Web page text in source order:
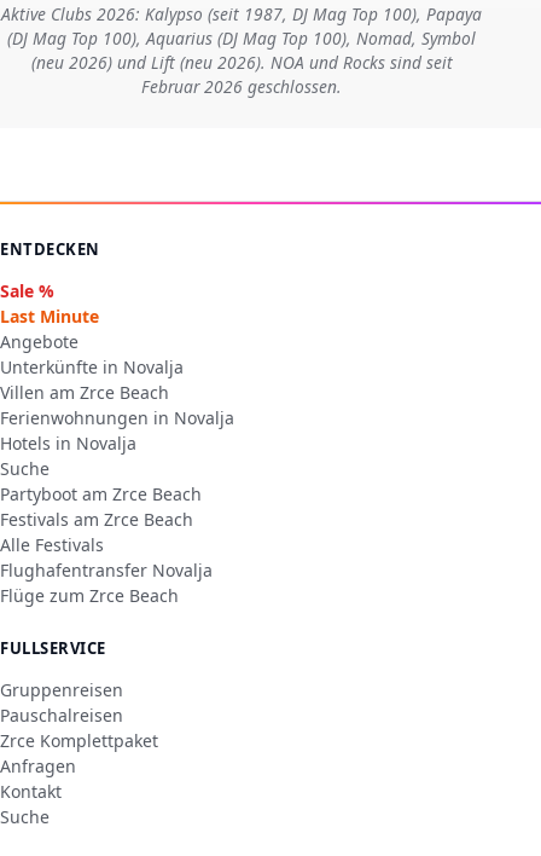
Aktive Clubs 2026: Kalypso (seit 1987, DJ Mag Top 100), Papaya
(DJ Mag Top 100), Aquarius (DJ Mag Top 100), Nomad, Symbol
(neu 2026) und Lift (neu 2026). NOA und Rocks sind seit
Februar 2026 geschlossen.
ENTDECKEN
Sale %
Last Minute
Angebote
Unterkünfte in Novalja
Villen am Zrce Beach
Ferienwohnungen in Novalja
Hotels in Novalja
Suche
Partyboot am Zrce Beach
Festivals am Zrce Beach
Alle Festivals
Flughafentransfer Novalja
Flüge zum Zrce Beach
FULLSERVICE
Gruppenreisen
Pauschalreisen
Zrce Komplettpaket
Anfragen
Kontakt
Suche